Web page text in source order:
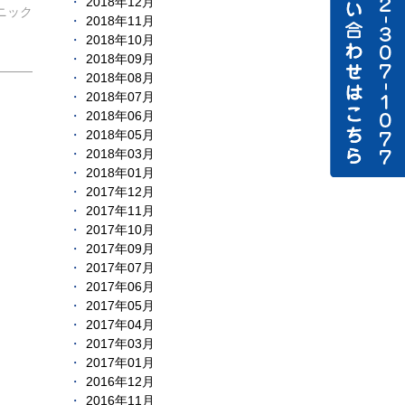
ック
2018年11月
2018年10月
2018年09月
2018年08月
2018年07月
2018年06月
2018年05月
2018年03月
2018年01月
2017年12月
2017年11月
2017年10月
2017年09月
2017年07月
2017年06月
2017年05月
2017年04月
2017年03月
2017年01月
2016年12月
2016年11月